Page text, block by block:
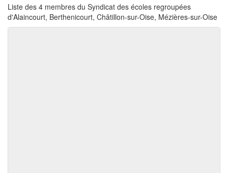
Liste des 4 membres du Syndicat des écoles regroupées
d'Alaincourt, Berthenicourt, Châtillon-sur-Oise, Mézières-sur-Oise